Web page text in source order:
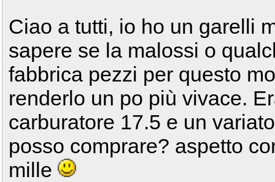
Ciao a tutti, io ho un garelli
sapere se la malossi o
fabbrica pezzi per questo
renderlo un po più vivace.
carburatore 17.5 e un
posso comprare? aspetto
mille